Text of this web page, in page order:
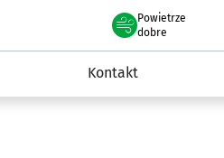
Powietrze
we Wrocławiu
dobre
Kontakt